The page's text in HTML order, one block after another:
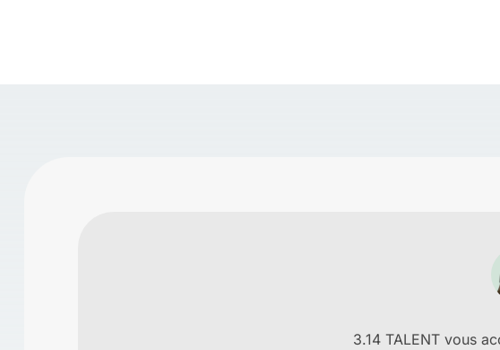
3.14 TALENT vous